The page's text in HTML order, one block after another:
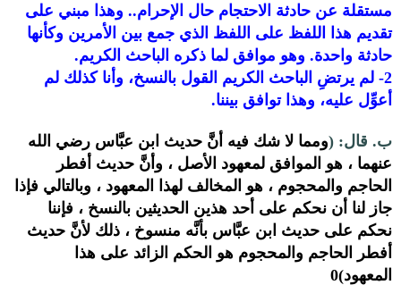
فليتكم تنظرون فيه
مستقلة عن حادثة الاحتجام حال الإحرام.. وهذا مبني على
تقديم هذا اللفظ على اللفظ الذي جمع بين الأمرين وكأنها
حادثة واحدة. وهو موافق لما ذكره الباحث الكريم.
2- لم يرتضِ الباحث الكريم القول بالنسخ، وأنا كذلك لم
أعوِّل عليه، وهذا توافق بيننا.
ب. قال: (ومما لا شك فيه أنَّ حديث ابن عبَّاس رضي الله
عنهما ، هو الموافق لمعهود الأصل ، وأنَّ حديث أفطر
الحاجم والمحجوم ، هو المخالف لهذا المعهود ، وبالتالي فإذا
جاز لنا أن نحكم على أحد هذين الحديثين بالنسخ ، فإننا
نحكم على حديث ابن عبَّاس بأنَّه منسوخ ، ذلك لأنَّ حديث
أفطر الحاجم والمحجوم هو الحكم الزائد على هذا
المعهود)0